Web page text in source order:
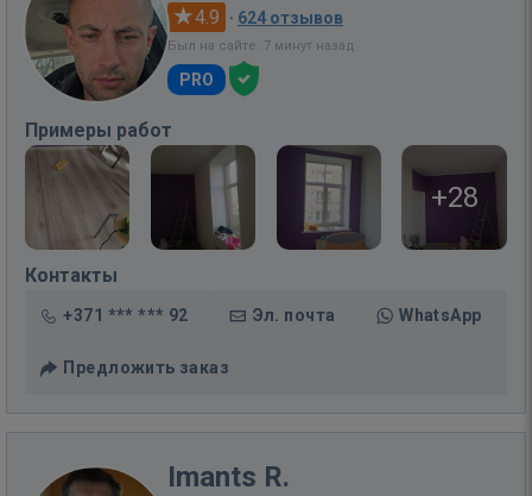
4.9 · 624 отзывов
Был на сайте: 7 минут назад
PRO
Примеры работ
+28
Контакты
+371 *** *** 92 Эл. почта WhatsApp
Предложить заказ
Imants R.